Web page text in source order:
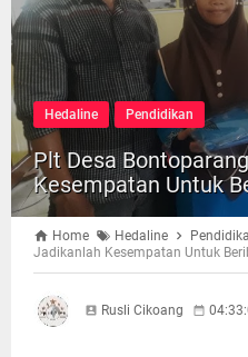
Hedaline Pendidikan
Plt Desa
Kesempatan Untuk
Home Hedaline
Jadikanlah Kesempatan Untuk
Rusli Cikoang